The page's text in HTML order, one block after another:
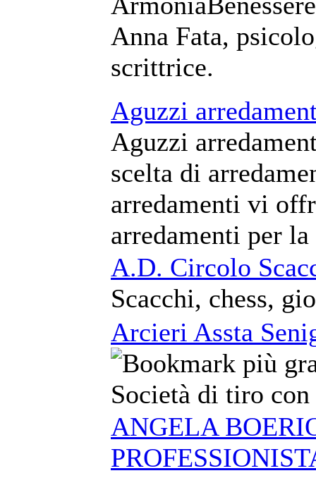
Anna Fata,
scrittrice.
Aguzzi
Aguzzi
scelta di
arredamenti vi
arredamenti per la
A.D. Circolo
Scacchi, chess,
Arcieri Assta
Società di tiro
ANGELA